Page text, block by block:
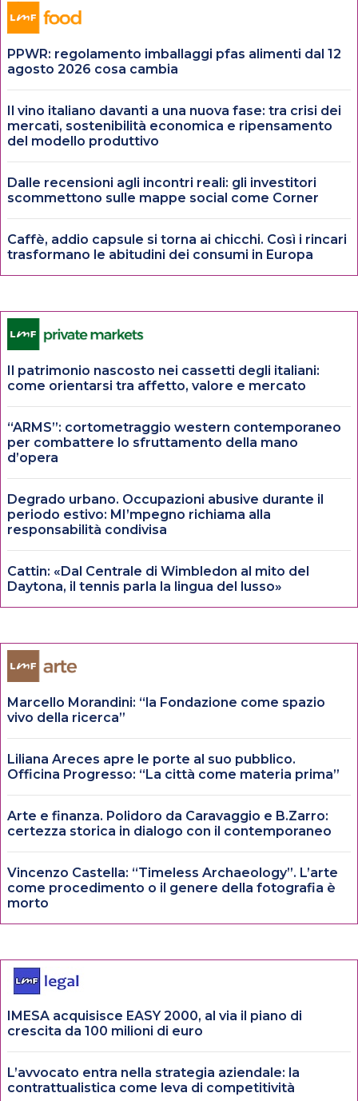
PPWR: regolamento imballaggi pfas alimenti dal 12
agosto 2026 cosa cambia
Il vino italiano davanti a una nuova fase: tra crisi dei
mercati, sostenibilità economica e ripensamento
del modello produttivo
Dalle recensioni agli incontri reali: gli investitori
scommettono sulle mappe social come Corner
Caffè, addio capsule si torna ai chicchi. Così i rincari
trasformano le abitudini dei consumi in Europa
Il patrimonio nascosto nei cassetti degli italiani:
come orientarsi tra affetto, valore e mercato
“ARMS”: cortometraggio western contemporaneo
per combattere lo sfruttamento della mano
d’opera
Degrado urbano. Occupazioni abusive durante il
periodo estivo: MI’mpegno richiama alla
responsabilità condivisa
Cattin: «Dal Centrale di Wimbledon al mito del
Daytona, il tennis parla la lingua del lusso»
Marcello Morandini: “la Fondazione come spazio
vivo della ricerca”
Liliana Areces apre le porte al suo pubblico.
Officina Progresso: “La città come materia prima”
Arte e finanza. Polidoro da Caravaggio e B.Zarro:
certezza storica in dialogo con il contemporaneo
Vincenzo Castella: “Timeless Archaeology”. L’arte
come procedimento o il genere della fotografia è
morto
IMESA acquisisce EASY 2000, al via il piano di
crescita da 100 milioni di euro
L’avvocato entra nella strategia aziendale: la
contrattualistica come leva di competitività